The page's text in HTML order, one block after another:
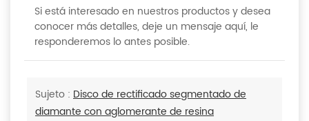
Si está interesado en nuestros productos y desea
conocer más detalles, deje un mensaje aquí, le
responderemos lo antes posible.
Sujeto : Disco de rectificado segmentado de
diamante con aglomerante de resina